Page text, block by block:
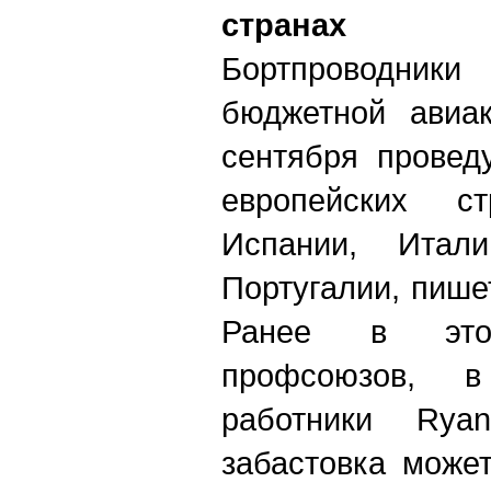
странах
бюджетной
сентября
европейских
Испании,
Португалии,
Ранее в
профсоюзов,
работники
забастовка